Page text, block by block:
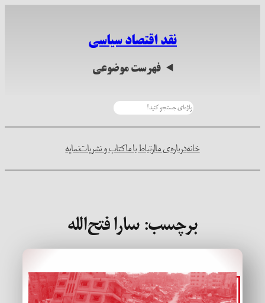
نقد اقتصاد سیاسی
فهرست موضوعی
خانهدرباره‌ی ماارتباط با ماکتاب و نشریاتنمایه
برچسب:سارا فتح‌الله